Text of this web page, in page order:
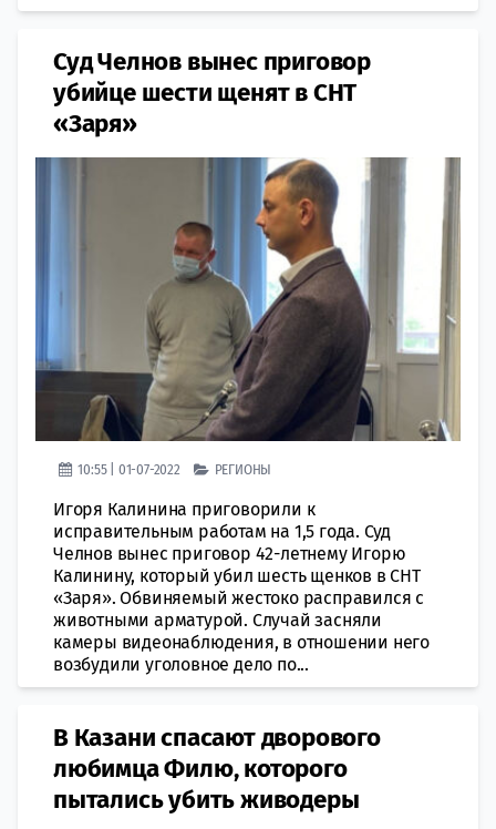
Суд Челнов вынес приговор
убийце шести щенят в СНТ
«Заря»
10:55 | 01-07-2022 РЕГИОНЫ
Игоря Калинина приговорили к
исправительным работам на 1,5 года. Суд
Челнов вынес приговор 42-летнему Игорю
Калинину, который убил шесть щенков в СНТ
«Заря». Обвиняемый жестоко расправился с
животными арматурой. Случай засняли
камеры видеонаблюдения, в отношении него
возбудили уголовное дело по...
​В Казани спасают дворового
любимца Филю, которого
пытались убить живодеры